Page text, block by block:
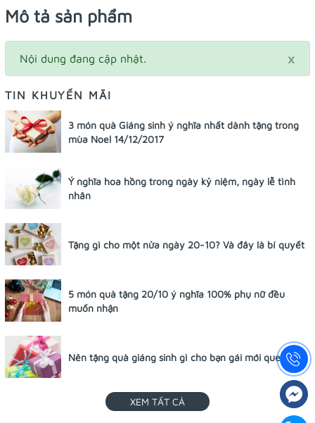
Mô tả sản phẩm
×
Nội dung đang cập nhật.
TIN KHUYẾN MÃI
3 món quà Giáng sinh ý nghĩa nhất dành tặng trong
mùa Noel 14/12/2017
Ý nghĩa hoa hồng trong ngày kỷ niệm, ngày lễ tình
nhân
Tặng gì cho một nửa ngày 20-10? Và đây là bí quyết
5 món quà tặng 20/10 ý nghĩa 100% phụ nữ đều
muốn nhận
Nên tặng quà giáng sinh gì cho bạn gái mới quen?
XEM TẤT CẢ